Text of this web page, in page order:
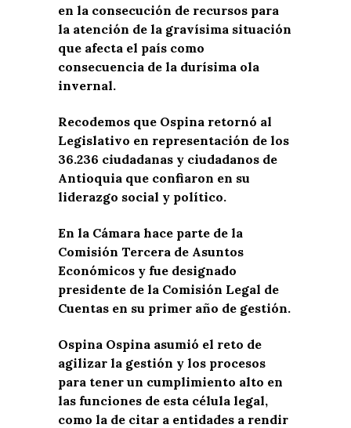
en la consecución de recursos para
la atención de la gravísima situación
que afecta el país como
consecuencia de la durísima ola
invernal.
Recodemos que Ospina retornó al
Legislativo en representación de los
36.236 ciudadanas y ciudadanos de
Antioquia que confiaron en su
liderazgo social y político.
En la Cámara hace parte de la
Comisión Tercera de Asuntos
Económicos y fue designado
presidente de la Comisión Legal de
Cuentas en su primer año de gestión.
Ospina Ospina asumió el reto de
agilizar la gestión y los procesos
para tener un cumplimiento alto en
las funciones de esta célula legal,
como la de citar a entidades a rendir